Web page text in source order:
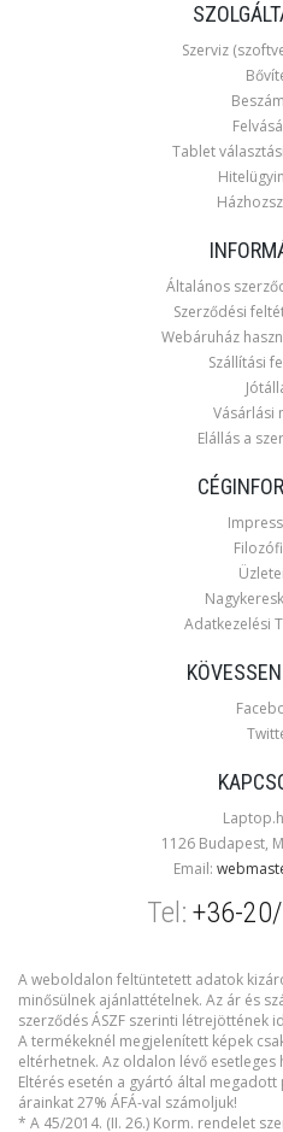
Szerviz
Tablet
Általános
Szerződési
Webáruház
Szállítási
Vásárlási
Elállás a
Adatkezelési
1126 Budapest,
Email:
Tel: +36-
A weboldalon feltüntetett adatok
minősülnek ajánlattételnek. Az ár és
szerződés ÁSZF szerinti létrejöttének
A termékeknél megjelenített képek
eltérhetnek. Az oldalon lévő
Eltérés esetén a gyártó által
árainkat 27% ÁFÁ-val számoljuk!
* A 45/2014. (II. 26.) Korm. rendelet